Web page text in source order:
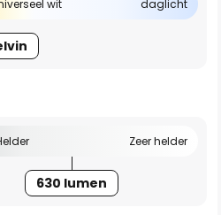
wit daglicht
Zeer helder
630 lumen